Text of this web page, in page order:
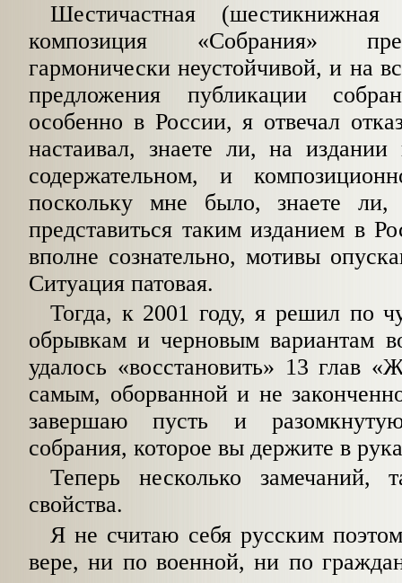
Шестичастная
композиция «Собрания»
гармонически неустойчивой, и на
предложения публикации
особенно в России, я отвечал
настаивал, знаете ли, на издании
содержательном, и
поскольку мне было, знаете ли,
представиться таким изданием в
вполне сознательно, мотивы
Ситуация патовая.
Тогда, к 2001 году, я решил по
обрывкам и черновым вариантам
удалось «восстановить» 13 глав
самым, оборванной и не
завершаю пусть и
собрания, которое вы держите в
Теперь несколько замечаний,
свойства.
Я не считаю себя русским
вере, ни по военной, ни по